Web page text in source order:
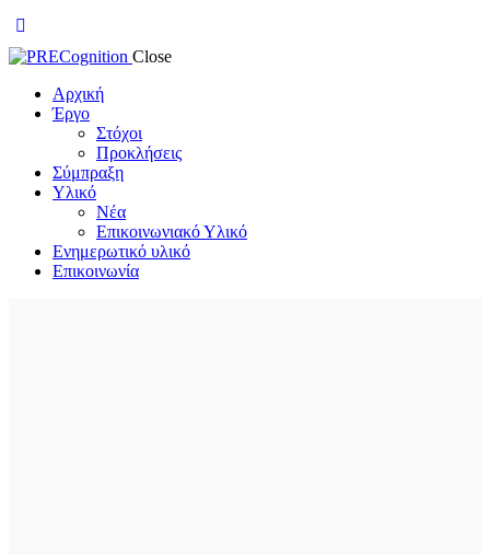
Close
Αρχική
Έργο
Στόχοι
Προκλήσεις
Σύμπραξη
Υλικό
Nέα
Επικοινωνιακό Υλικό
Ενημερωτικό υλικό
Επικοινωνία